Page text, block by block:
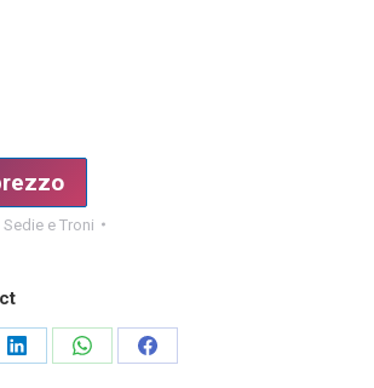
Sedie e Troni
CondividiCondividiCondividi